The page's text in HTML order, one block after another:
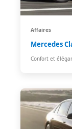
Affaires
Mercedes
Confort et